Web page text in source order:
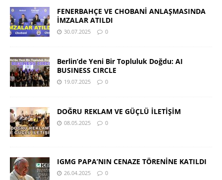
FENERBAHÇE VE CHOBANİ ANLAŞMASINDA
İMZALAR ATILDI
30.07.2025 0
Berlin’de Yeni Bir Topluluk Doğdu: AI
BUSINESS CIRCLE
19.07.2025 0
DOĞRU REKLAM VE GÜÇLÜ İLETİŞİM
08.05.2025 0
IGMG PAPA’NIN CENAZE TÖRENİNE KATILDI
26.04.2025 0